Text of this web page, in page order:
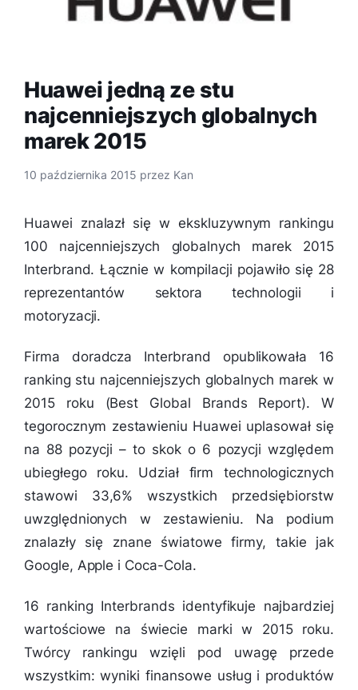
Huawei jedną ze stu
najcenniejszych globalnych
marek 2015
10 października 2015 przez Kan
Huawei znalazł się w ekskluzywnym rankingu
100 najcenniejszych globalnych marek 2015
Interbrand. Łącznie w kompilacji pojawiło się 28
reprezentantów sektora technologii i
motoryzacji.
Firma doradcza Interbrand opublikowała 16
ranking stu najcenniejszych globalnych marek w
2015 roku (Best Global Brands Report). W
tegorocznym zestawieniu Huawei uplasował się
na 88 pozycji – to skok o 6 pozycji względem
ubiegłego roku. Udział firm technologicznych
stawowi 33,6% wszystkich przedsiębiorstw
uwzględnionych w zestawieniu. Na podium
znalazły się znane światowe firmy, takie jak
Google, Apple i Coca-Cola.
16 ranking Interbrands identyfikuje najbardziej
wartościowe na świecie marki w 2015 roku.
Twórcy rankingu wzięli pod uwagę przede
wszystkim: wyniki finansowe usług i produktów